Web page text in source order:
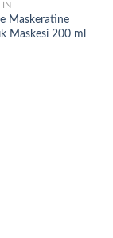
Add to
wishlist
Maskeratine
Maskesi 200 ml